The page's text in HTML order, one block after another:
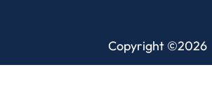
Copyright ©2026